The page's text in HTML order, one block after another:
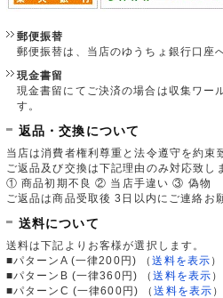
郵便振替
郵便振替は、当店のゆうちょ銀行口座
現金書留
現金書留にてご決済の場合は収集ワー
す。
返品・交換について
当店は消費者権利尊重と法令遵守を約束
ご返品及び交換は下記理由のみ対応致し
① 商品初期不良 ② 当店手違い ③ 偽物
ご返品は商品受取後 3日以内にご連絡お
送料について
送料は下記よりお客様が選択します。
■パターンA (一律200円)
（送料を表示 ）
■パターンB (一律360円)
（送料を表示 ）
■パターンC (一律600円)
（送料を表示 ）